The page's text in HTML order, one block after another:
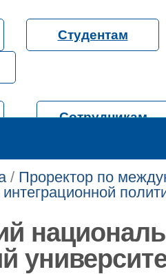
Студентам
Сотрудникам
/ Проректор по